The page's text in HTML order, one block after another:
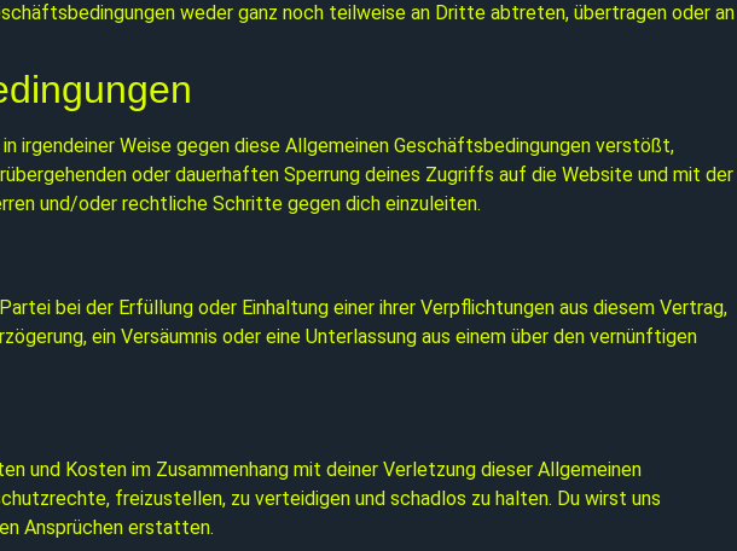
weder ganz noch teilweise an Dritte abtreten, übertragen oder an
irgendeiner Weise gegen diese Allgemeinen Geschäftsbedingungen verstößt,
oder dauerhaften Sperrung deines Zugriffs auf die Website und mit der
und/oder rechtliche Schritte gegen dich einzuleiten.
bei der Erfüllung oder Einhaltung einer ihrer Verpflichtungen aus diesem Vertrag,
ein Versäumnis oder eine Unterlassung aus einem über den vernünftigen
und Kosten im Zusammenhang mit deiner Verletzung dieser Allgemeinen
freizustellen, zu verteidigen und schadlos zu halten. Du wirst uns
Ansprüchen erstatten.